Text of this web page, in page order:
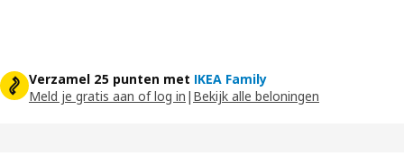
Verzamel 25 punten met IKEA Family
Meld je gratis aan of log in | Bekijk alle beloningen